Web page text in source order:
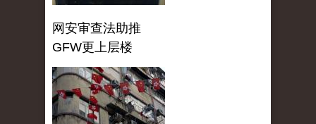
网安审查法助推
GFW更上层楼